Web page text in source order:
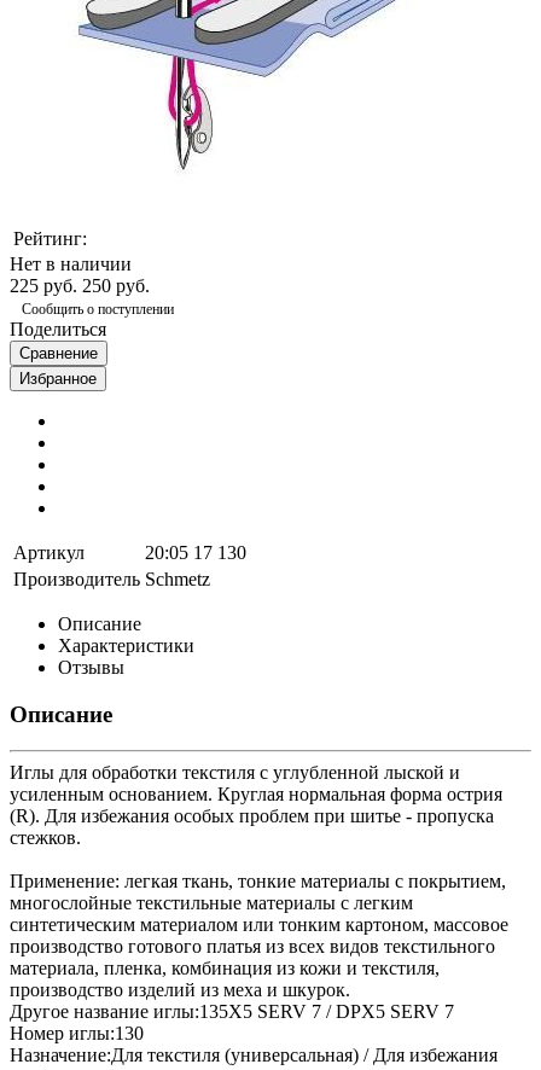
Рейтинг:
Нет в наличии
225 руб. 250 руб.
Сообщить о поступлении
Поделиться
Сравнение
Избранное
Артикул
20:05 17 130
Производитель Schmetz
Описание
Характеристики
Отзывы
Описание
Иглы для обработки текстиля с углубленной лыской и
усиленным основанием. Круглая нормальная форма острия
(R). Для избежания особых проблем при шитье - пропуска
стежков.
Применение: легкая ткань, тонкие материалы с покрытием,
многослойные текстильные материалы с легким
синтетическим материалом или тонким картоном, массовое
производство готового платья из всех видов текстильного
материала, пленка, комбинация из кожи и текстиля,
производство изделий из меха и шкурок.
Другое название иглы:135X5 SERV 7 / DPX5 SERV 7
Номер иглы:130
Назначение:Для текстиля (универсальная) / Для избежания